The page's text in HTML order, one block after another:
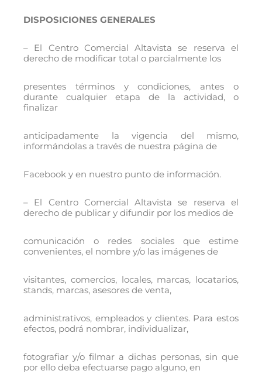
DISPOSICIONES GENERALES
– El Centro Comercial Altavista se reserva el
derecho de modificar total o parcialmente los
presentes términos y condiciones, antes o
durante cualquier etapa de la actividad, o
finalizar
anticipadamente la vigencia del mismo,
informándolas a través de nuestra página de
Facebook y en nuestro punto de información.
– El Centro Comercial Altavista se reserva el
derecho de publicar y difundir por los medios de
comunicación o redes sociales que estime
convenientes, el nombre y/o las imágenes de
visitantes, comercios, locales, marcas, locatarios,
stands, marcas, asesores de venta,
administrativos, empleados y clientes. Para estos
efectos, podrá nombrar, individualizar,
fotografiar y/o filmar a dichas personas, sin que
por ello deba efectuarse pago alguno, en